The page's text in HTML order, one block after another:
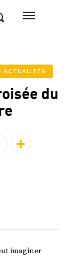
ACTUALITÉS
du
imaginer